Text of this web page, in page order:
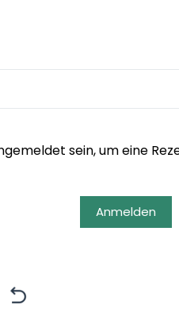
sein, um eine
Anmelden